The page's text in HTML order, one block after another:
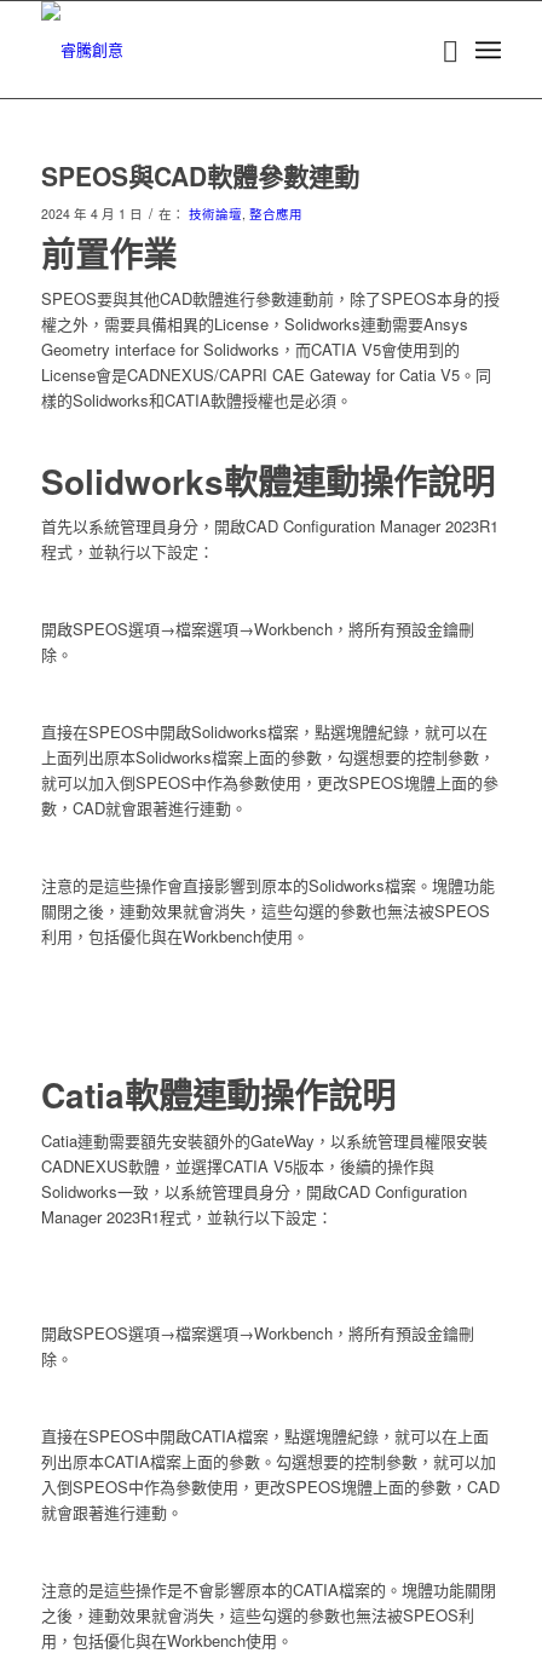
SPEOS與CAD軟體參數連動
2024 年 4 月 1 日 / 在： 技術論壇, 整合應用
前置作業
SPEOS要與其他CAD軟體進行參數連動前，除了SPEOS本身的授
權之外，需要具備相異的License，Solidworks連動需要Ansys
Geometry interface for Solidworks，而CATIA V5會使用到的
License會是CADNEXUS/CAPRI CAE Gateway for Catia V5。同
樣的Solidworks和CATIA軟體授權也是必須。
Solidworks軟體連動操作說明
首先以系統管理員身分，開啟CAD Configuration Manager 2023R1
程式，並執行以下設定：
開啟SPEOS選項→檔案選項→Workbench，將所有預設金鑰刪
除。
直接在SPEOS中開啟Solidworks檔案，點選塊體紀錄，就可以在
上面列出原本Solidworks檔案上面的參數，勾選想要的控制參數，
就可以加入倒SPEOS中作為參數使用，更改SPEOS塊體上面的參
數，CAD就會跟著進行連動。
注意的是這些操作會直接影響到原本的Solidworks檔案。塊體功能
關閉之後，連動效果就會消失，這些勾選的參數也無法被SPEOS
利用，包括優化與在Workbench使用。
Catia軟體連動操作說明
Catia連動需要額先安裝額外的GateWay，以系統管理員權限安裝
CADNEXUS軟體，並選擇CATIA V5版本，後續的操作與
Solidworks一致，以系統管理員身分，開啟CAD Configuration
Manager 2023R1程式，並執行以下設定：
開啟SPEOS選項→檔案選項→Workbench，將所有預設金鑰刪
除。
直接在SPEOS中開啟CATIA檔案，點選塊體紀錄，就可以在上面
列出原本CATIA檔案上面的參數。勾選想要的控制參數，就可以加
入倒SPEOS中作為參數使用，更改SPEOS塊體上面的參數，CAD
就會跟著進行連動。
注意的是這些操作是不會影響原本的CATIA檔案的。塊體功能關閉
之後，連動效果就會消失，這些勾選的參數也無法被SPEOS利
用，包括優化與在Workbench使用。